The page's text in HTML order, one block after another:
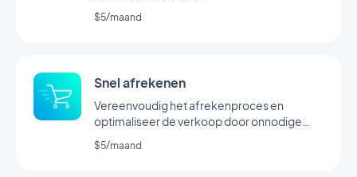
$5/maand
Snel afrekenen
Vereenvoudig het afrekenproces en
optimaliseer de verkoop door onnodige
stappen te verwijderen
$5/maand